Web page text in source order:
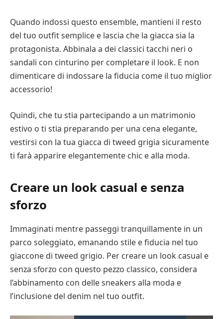
Quando indossi questo ensemble, mantieni il resto
del tuo outfit semplice e lascia che la giacca sia la
protagonista. Abbinala a dei classici tacchi neri o
sandali con cinturino per completare il look. E non
dimenticare di indossare la fiducia come il tuo miglior
accessorio!
Quindi, che tu stia partecipando a un matrimonio
estivo o ti stia preparando per una cena elegante,
vestirsi con la tua giacca di tweed grigia sicuramente
ti farà apparire elegantemente chic e alla moda.
Creare un look casual e senza
sforzo
Immaginati mentre passeggi tranquillamente in un
parco soleggiato, emanando stile e fiducia nel tuo
giaccone di tweed grigio. Per creare un look casual e
senza sforzo con questo pezzo classico, considera
l’abbinamento con delle sneakers alla moda e
l’inclusione del denim nel tuo outfit.